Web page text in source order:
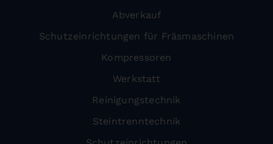
Abverkauf
Schutzeinrichtungen für Fräsmaschinen
Kompressoren
Werkstatt
Reinigungstechnik
Steintrenntechnik